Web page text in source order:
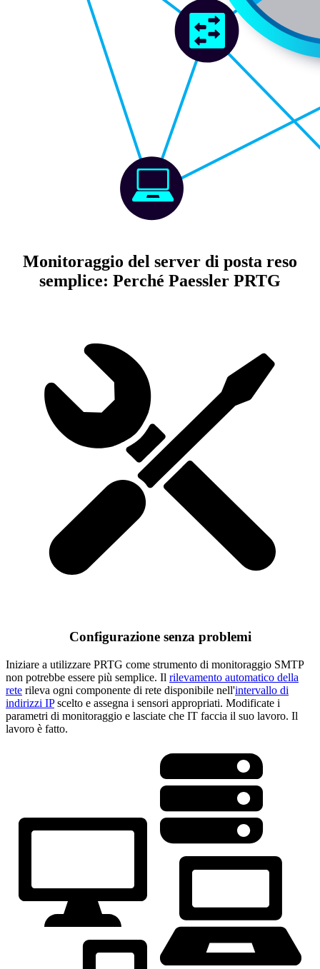
Monitoraggio del server di posta reso
semplice: Perché Paessler PRTG
Configurazione senza problemi
Iniziare a utilizzare PRTG come strumento di monitoraggio SMTP
non potrebbe essere più semplice. Il rilevamento automatico della
rete rileva ogni componente di rete disponibile nell'intervallo di
indirizzi IPscelto e assegna i sensori appropriati. Modificate i
parametri di monitoraggio e lasciate che IT faccia il suo lavoro. Il
lavoro è fatto.